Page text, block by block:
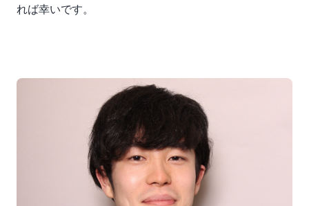
れば幸いです。